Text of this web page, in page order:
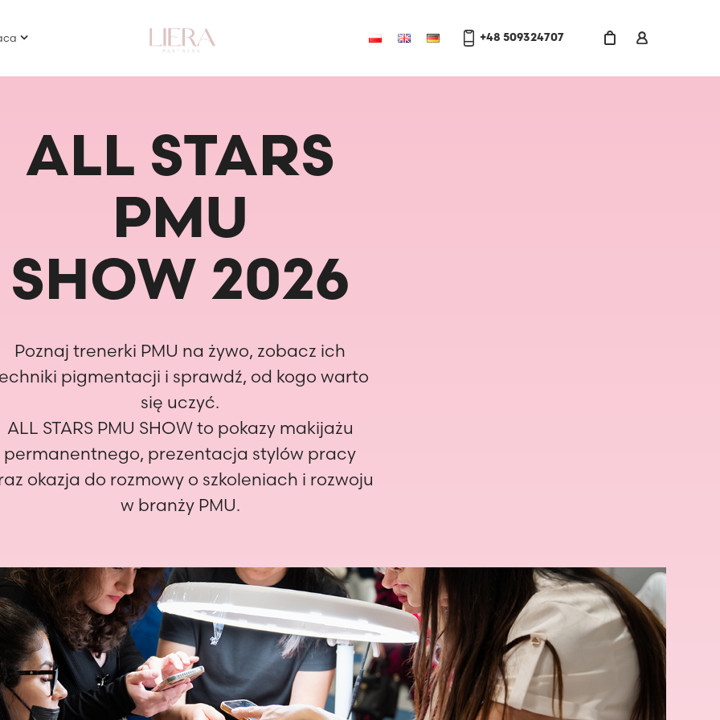
+48 509324707
ALL STARS
PMU
SHOW 2026
Poznaj trenerki PMU na żywo, zobacz ich
pigmentacji i sprawdź, od kogo warto
się uczyć.
ALL STARS PMU SHOW to pokazy makijażu
permanentnego, prezentacja stylów pracy
okazja do rozmowy o szkoleniach i rozwoju
w branży PMU.